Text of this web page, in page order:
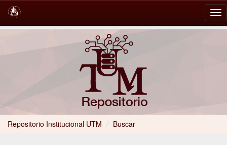
Repositorio Institucional UTM / Buscar